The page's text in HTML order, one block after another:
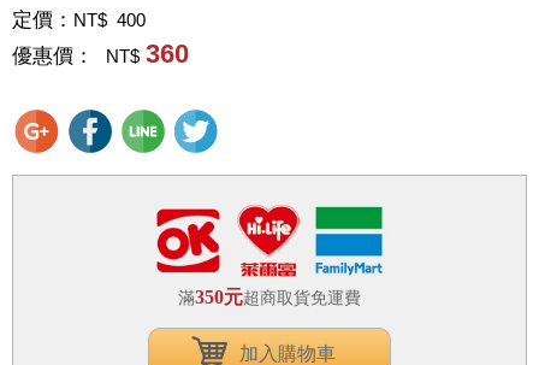
定價： NT$ 400
優惠價： NT$ 360
滿350元超商取貨免運費
加入購物車